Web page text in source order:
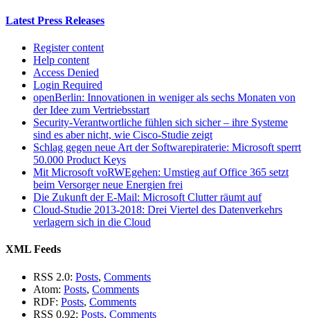
Latest Press Releases
Register content
Help content
Access Denied
Login Required
openBerlin: Innovationen in weniger als sechs Monaten von
der Idee zum Vertriebsstart
Security-Verantwortliche fühlen sich sicher – ihre Systeme
sind es aber nicht, wie Cisco-Studie zeigt
Schlag gegen neue Art der Softwarepiraterie: Microsoft sperrt
50.000 Product Keys
Mit Microsoft voRWEgehen: Umstieg auf Office 365 setzt
beim Versorger neue Energien frei
Die Zukunft der E-Mail: Microsoft Clutter räumt auf
Cloud-Studie 2013-2018: Drei Viertel des Datenverkehrs
verlagern sich in die Cloud
XML Feeds
RSS 2.0: Posts, Comments
Atom: Posts, Comments
RDF: Posts, Comments
RSS 0.92: Posts, Comments